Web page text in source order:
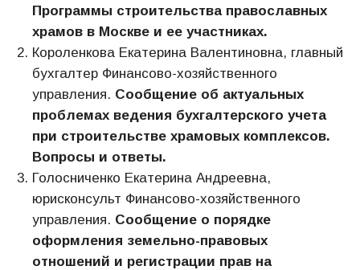
Программы строительства православных
храмов в Москве и ее участниках.
Короленкова Екатерина Валентиновна, главный
бухгалтер Финансово-хозяйственного
управления. Сообщение об актуальных
проблемах ведения бухгалтерского учета
при строительстве храмовых комплексов.
Вопросы и ответы.
Голосниченко Екатерина Андреевна,
юрисконсульт Финансово-хозяйственного
управления. Сообщение о порядке
оформления земельно-правовых
отношений и регистрации прав на